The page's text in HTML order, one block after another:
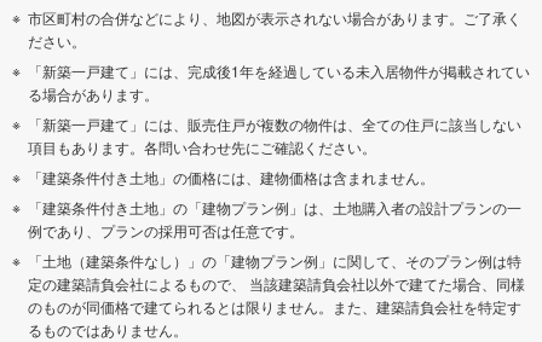
市区町村の合併などにより、地図が表示されない場合があります。ご了承く
ださい。
「新築一戸建て」には、完成後1年を経過している未入居物件が掲載されてい
る場合があります。
「新築一戸建て」には、販売住戸が複数の物件は、全ての住戸に該当しない
項目もあります。各問い合わせ先にご確認ください。
「建築条件付き土地」の価格には、建物価格は含まれません。
「建築条件付き土地」の「建物プラン例」は、土地購入者の設計プランの一
例であり、プランの採用可否は任意です。
「土地（建築条件なし）」の「建物プラン例」に関して、そのプラン例は特
定の建築請負会社によるもので、 当該建築請負会社以外で建てた場合、同様
のものが同価格で建てられるとは限りません。また、建築請負会社を特定す
るものではありません。